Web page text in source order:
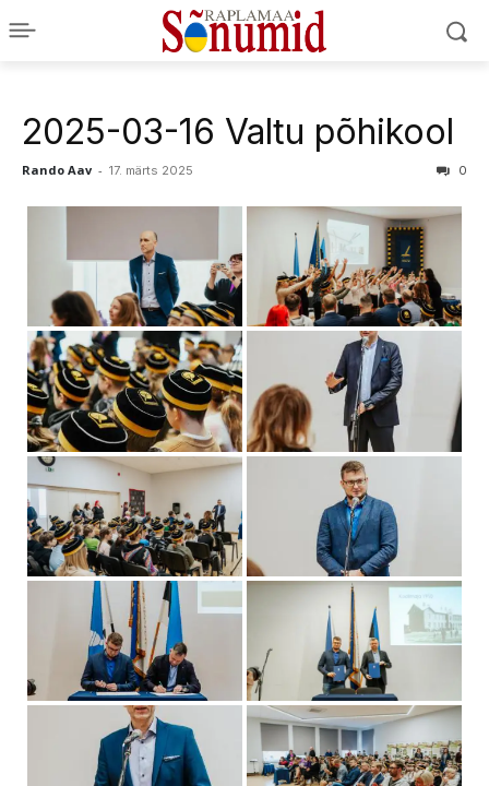
2025-03-16 Valtu põhikool
Rando Aav - 17. märts 2025 0